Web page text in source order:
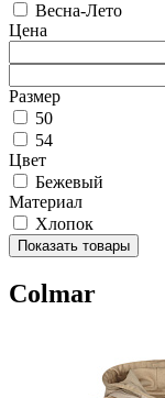
Весна-Лето
Цена
Размер
50
54
Цвет
Бежевый
Материал
Хлопок
Показать товары
Colmar